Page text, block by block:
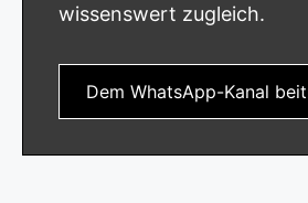
wissenswert zugleich.
Dem WhatsApp-Kanal